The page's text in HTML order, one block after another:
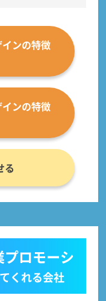
ンの特徴
ンの特徴
る
プロモーシ
くれる会社